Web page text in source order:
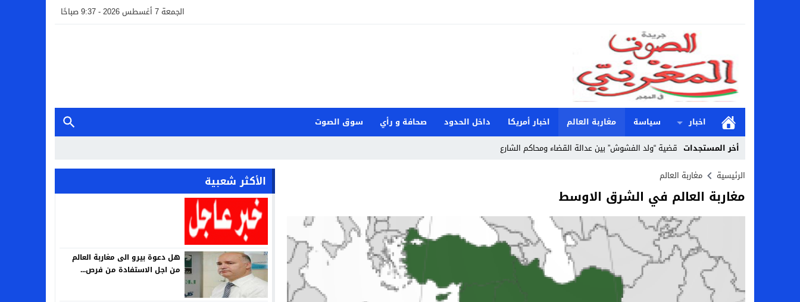
الجمعة 7 أغسطس 2026 - 9:37 صباحًا
اخبار سياسة مغاربة العالم اخبار أمريكا داخل الحدود صحافة و رأي
سوق الصوت
أخر المستجدات قضية “ولد الفشوش” بين عدالة القضاء ومحاكم الشارع
Stop
Previous
Next
الرئيسية مغاربة العالم
مغاربة العالم في الشرق الاوسط
الأكثر شعبية
هل دعوة بيرو الى مغاربة العالم
من اجل الاستفادة من فرص...